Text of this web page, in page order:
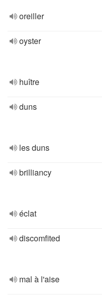
oreiller
oyster
huître
duns
les duns
brilliancy
éclat
discomfited
mal à l'aise